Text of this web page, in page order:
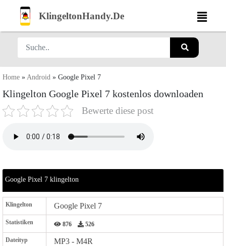
KlingeltonHandy.De
Home » Android » Google Pixel 7
Klingelton Google Pixel 7 kostenlos downloaden
Bewerte diese post
Google Pixel 7 klingelton
Klingelton Google Pixel 7
Statistiken 876 526
Dateityp MP3 - M4R